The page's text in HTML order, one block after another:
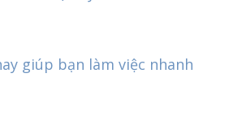
giúp bạn làm việc nhanh